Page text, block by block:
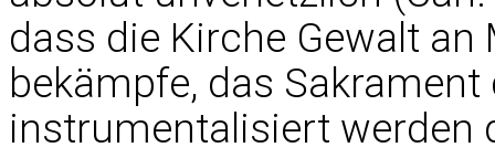
dass die Kirche Gewalt
bekämpfe, das
instrumentalisiert werden